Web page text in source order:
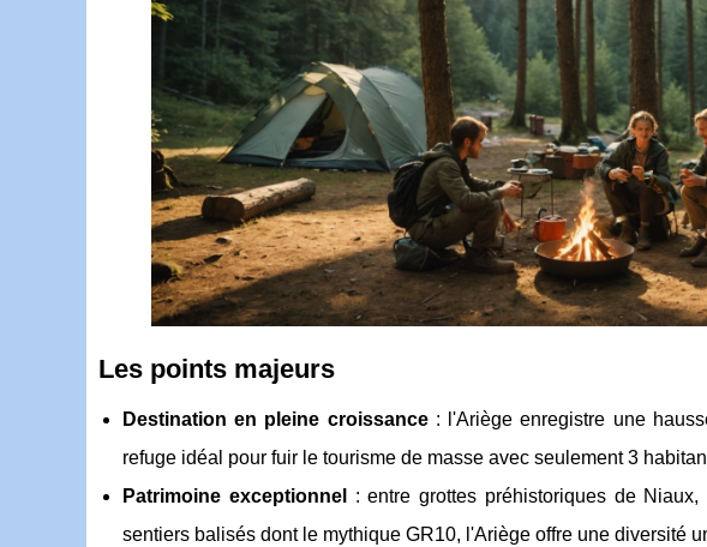
Les points majeurs
Destination en pleine croissance: l'Ariège enregistre une
refuge idéal pour fuir le tourisme de masse avec seulement 3
Patrimoine exceptionnel
: entre grottes préhistoriques de
sentiers balisés dont le mythique GR10, l'Ariège offre une diversité